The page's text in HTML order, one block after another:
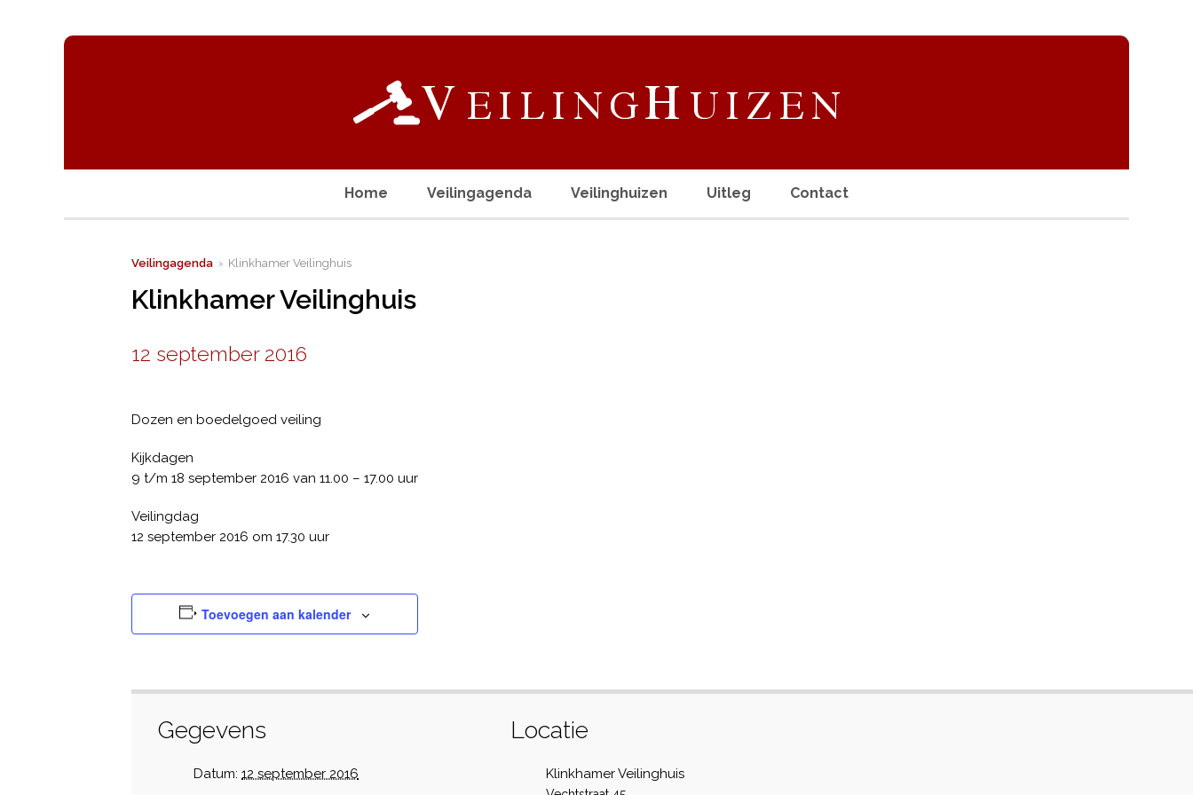
Home Veilingagenda Veilinghuizen Uitleg Contact
Veilingagenda › Klinkhamer Veilinghuis
Klinkhamer Veilinghuis
12 september 2016
Dozen en boedelgoed veiling
Kijkdagen
9 t/m 18 september 2016 van 11.00 – 17.00 uur
Veilingdag
12 september 2016 om 17.30 uur
Toevoegen aan kalender
Gegevens
Datum: 12 september 2016
Locatie
Klinkhamer Veilinghuis